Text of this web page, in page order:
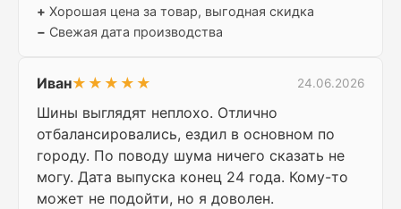
+ Хорошая цена за товар, выгодная скидка
− Свежая дата производства
Иван★★★★★ 24.06.2026
Шины выглядят неплохо. Отлично
отбалансировались, ездил в основном по
городу. По поводу шума ничего сказать не
могу. Дата выпуска конец 24 года. Кому-то
может не подойти, но я доволен.